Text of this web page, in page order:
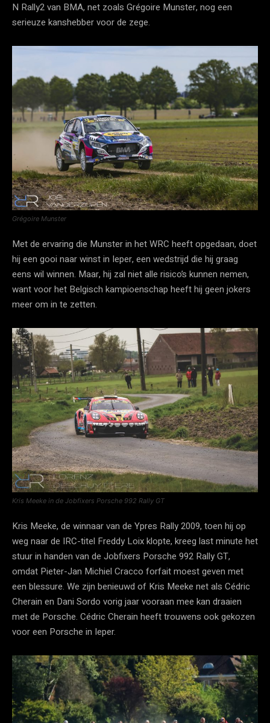
N Rally2 van BMA, net zoals Grégoire Munster, nog een
serieuze kanshebber voor de zege.
Grégoire Munster
Met de ervaring die Munster in het WRC heeft opgedaan, doet
hij een gooi naar winst in Ieper, een wedstrijd die hij graag
eens wil winnen. Maar, hij zal niet alle risico’s kunnen nemen,
want voor het Belgisch kampioenschap heeft hij geen jokers
meer om in te zetten.
Kris Meeke in de Jobfixers Porsche 992 Rally GT
Kris Meeke, de winnaar van de Ypres Rally 2009, toen hij op
weg naar de IRC-titel Freddy Loix klopte, kreeg last minute het
stuur in handen van de Jobfixers Porsche 992 Rally GT,
omdat Pieter-Jan Michiel Cracco forfait moest geven met
een blessure. We zijn benieuwd of Kris Meeke net als Cédric
Cherain en Dani Sordo vorig jaar vooraan mee kan draaien
met de Porsche. Cédric Cherain heeft trouwens ook gekozen
voor een Porsche in Ieper.